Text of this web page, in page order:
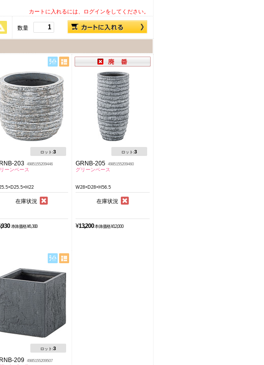
カートに入れるには、ログインをしてください。
数量
ロット:3
203 4985155209446
ーンベース
在庫状況
本体価格 ¥6,300
ロット:3
GRNB-205 4985155209460
グリーンベース
W28×D28×H56.5
在庫状況
¥13,200 本体価格 ¥12,000
ロット:3
209 4985155209507